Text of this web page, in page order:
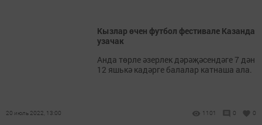
Кызлар өчен футбол фестивале Казанда
узачак
Анда төрле әзерлек дәрәҗәсендәге 7 дән
12 яшькә кадәрге балалар катнаша ала.
20 июль 2022, 13:00 1101 0 0